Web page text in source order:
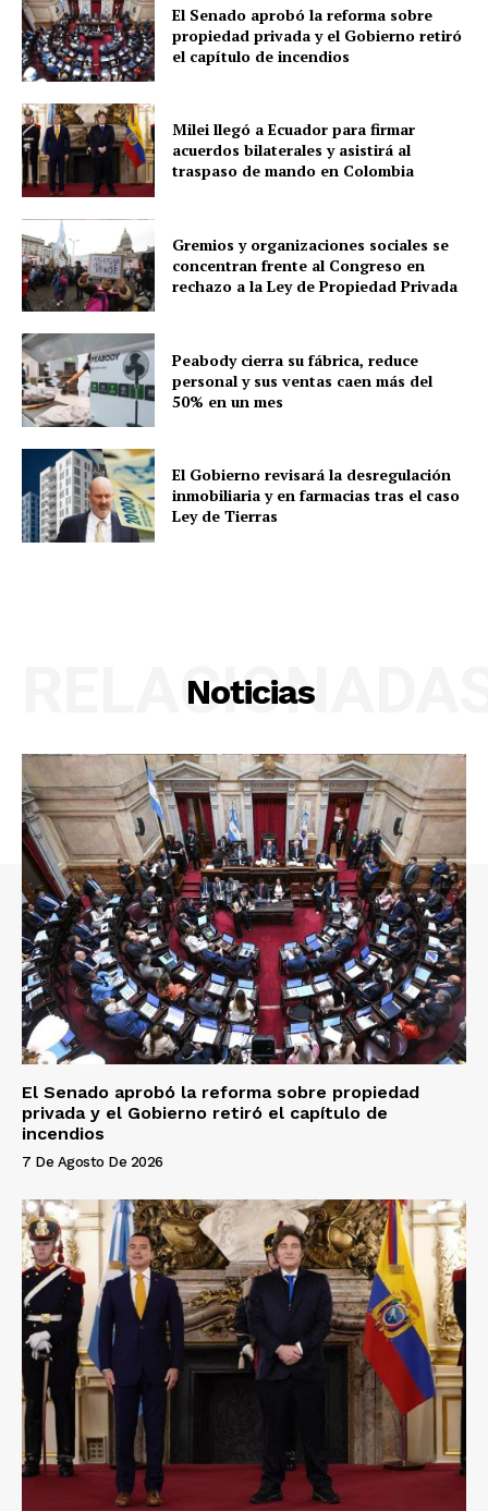
El Senado aprobó la reforma sobre
propiedad privada y el Gobierno retiró
el capítulo de incendios
Milei llegó a Ecuador para firmar
acuerdos bilaterales y asistirá al
traspaso de mando en Colombia
Gremios y organizaciones sociales se
concentran frente al Congreso en
rechazo a la Ley de Propiedad Privada
Peabody cierra su fábrica, reduce
personal y sus ventas caen más del
50% en un mes
El Gobierno revisará la desregulación
inmobiliaria y en farmacias tras el caso
Ley de Tierras
Noticias
El Senado aprobó la reforma sobre propiedad
privada y el Gobierno retiró el capítulo de
incendios
7 De Agosto De 2026